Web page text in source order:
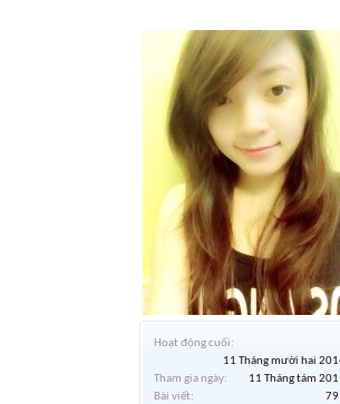
Hoạt động cuối:
11 Tháng mười hai
Tham gia ngày:
11 Tháng tám
Bài viết: